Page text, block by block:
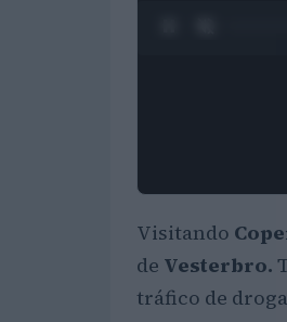
Visitando
de Vesterbro.
tráfico de